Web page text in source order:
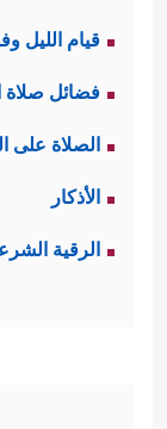
قيام الليل
فضائل صلاة
الصلاة على
الأذكار
الرقية